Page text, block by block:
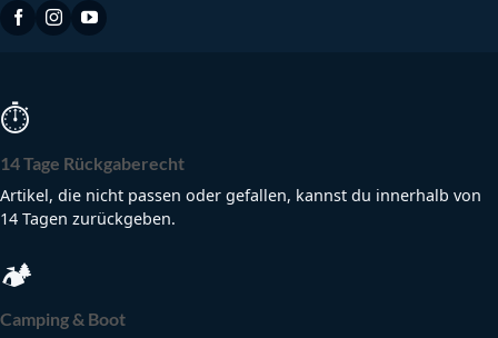
⏱
14 Tage Rückgaberecht
Artikel, die nicht passen oder gefallen, kannst du innerhalb von
14 Tagen zurückgeben.
🏕
Camping & Boot